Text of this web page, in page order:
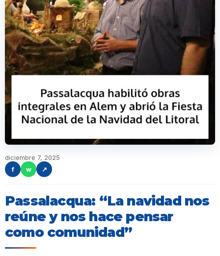
diciembre 7, 2025
f
w ↗
Passalacqua: “La navidad nos
reúne y nos hace pensar
como comunidad”